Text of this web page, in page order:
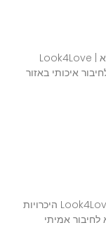
היכרויות עם קוקסינליות בקריות – המדריך המלא | Look4Love
איכותי באזור
היכרויות עם קוקסינליות ישראליות בטלגרם – Look4Love היכרויות
אמיתי